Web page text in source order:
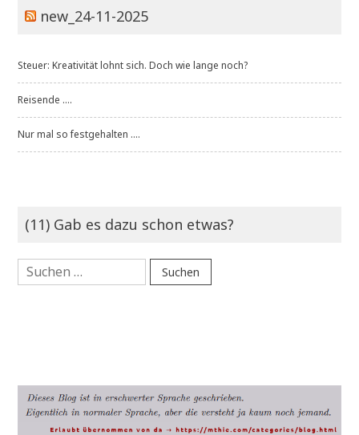
new_24-11-2025
Steuer: Kreativität lohnt sich. Doch wie lange noch?
Reisende ....
Nur mal so festgehalten ....
(11) Gab es dazu schon etwas?
Suchen
nach: